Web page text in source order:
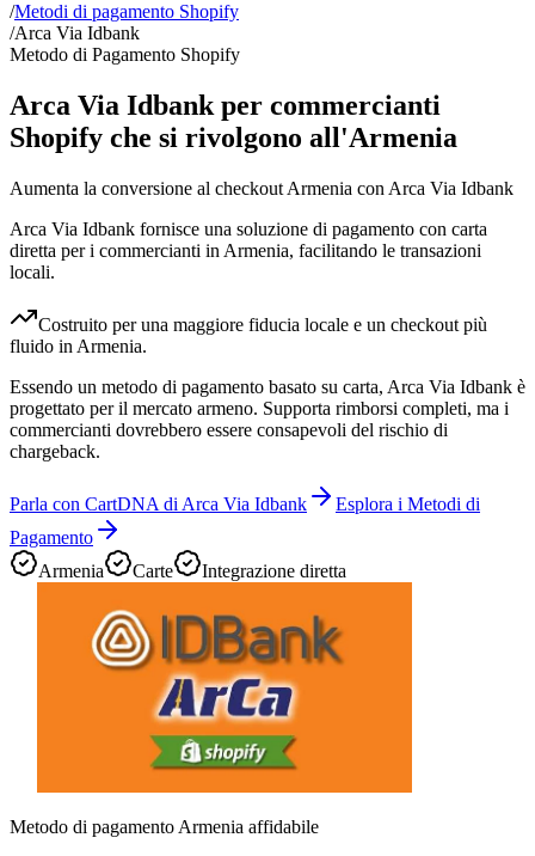
/Metodi di pagamento Shopify
/Arca Via Idbank
Metodo di Pagamento Shopify
Arca Via Idbank per commercianti
Shopify che si rivolgono all'Armenia
Aumenta la conversione al checkout Armenia con Arca Via Idbank
Arca Via Idbank fornisce una soluzione di pagamento con carta
diretta per i commercianti in Armenia, facilitando le transazioni
locali.
Costruito per una maggiore fiducia locale e un checkout più
fluido in Armenia.
Essendo un metodo di pagamento basato su carta, Arca Via Idbank è
progettato per il mercato armeno. Supporta rimborsi completi, ma i
commercianti dovrebbero essere consapevoli del rischio di
chargeback.
Parla con CartDNA di Arca Via Idbank
Esplora i Metodi di
Pagamento
Armenia
Carte Integrazione diretta
Metodo di pagamento Armenia affidabile